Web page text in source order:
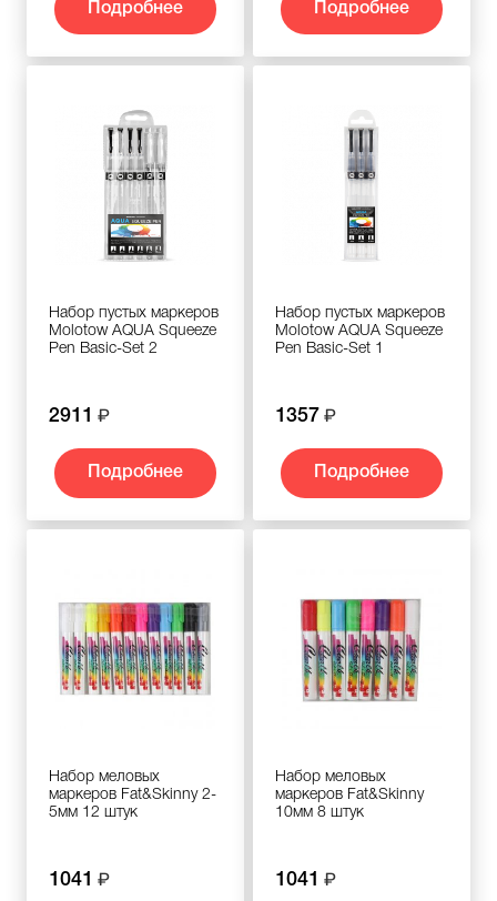
Подробнее Подробнее
Набор пустых маркеров
Molotow AQUA Squeeze
Pen Basic-Set 2
2911
Подробнее
Набор пустых маркеров
Molotow AQUA Squeeze
Pen Basic-Set 1
1357
Подробнее
Набор меловых
маркеров Fat&Skinny 2-
5мм 12 штук
1041
Набор меловых
маркеров Fat&Skinny
10мм 8 штук
1041